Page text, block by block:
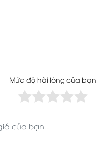
Mức độ hài lòng của bạn